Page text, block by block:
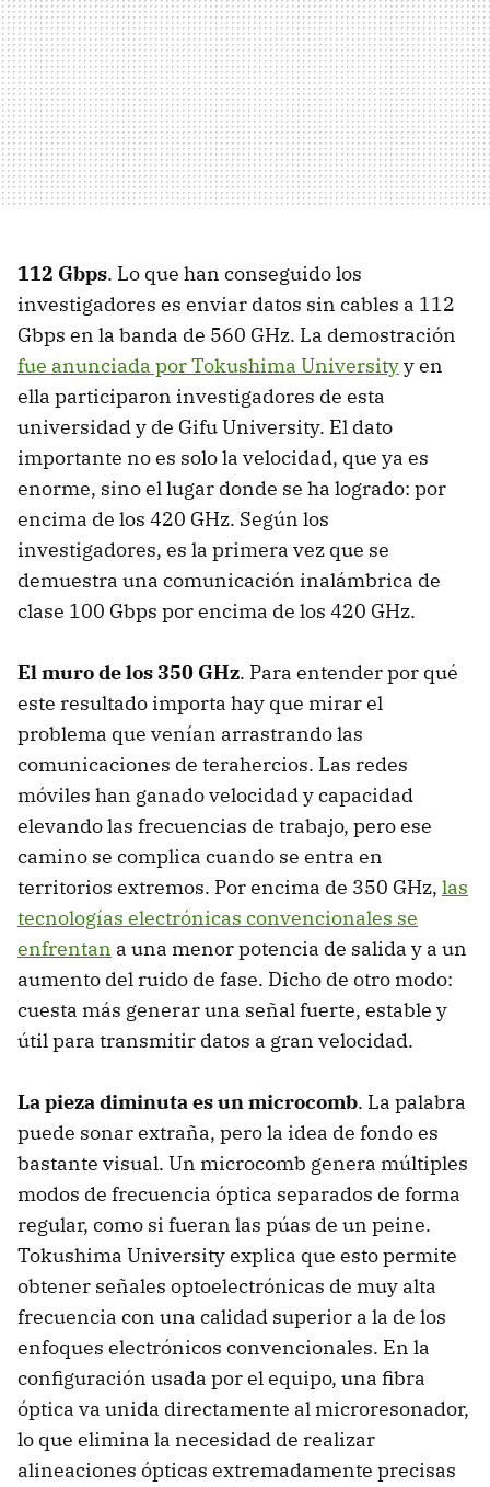
112 Gbps. Lo que han conseguido los
investigadores es enviar datos sin cables a 112
Gbps en la banda de 560 GHz. La demostración
fue anunciada por Tokushima Universityy en
ella participaron investigadores de esta
universidad y de Gifu University. El dato
importante no es solo la velocidad, que ya es
enorme, sino el lugar donde se ha logrado: por
encima de los 420 GHz. Según los
investigadores, es la primera vez que se
demuestra una comunicación inalámbrica de
clase 100 Gbps por encima de los 420 GHz.
El muro de los 350 GHz. Para entender por qué
este resultado importa hay que mirar el
problema que venían arrastrando las
comunicaciones de terahercios. Las redes
móviles han ganado velocidad y capacidad
elevando las frecuencias de trabajo, pero ese
camino se complica cuando se entra en
territorios extremos. Por encima de 350 GHz, las
tecnologías electrónicas convencionales se
enfrentan a una menor potencia de salida y a un
aumento del ruido de fase. Dicho de otro modo:
cuesta más generar una señal fuerte, estable y
útil para transmitir datos a gran velocidad.
La pieza diminuta es un microcomb. La palabra
puede sonar extraña, pero la idea de fondo es
bastante visual. Un microcomb genera múltiples
modos de frecuencia óptica separados de forma
regular, como si fueran las púas de un peine.
Tokushima University explica que esto permite
obtener señales optoelectrónicas de muy alta
frecuencia con una calidad superior a la de los
enfoques electrónicos convencionales. En la
configuración usada por el equipo, una fibra
óptica va unida directamente al microresonador,
lo que elimina la necesidad de realizar
alineaciones ópticas extremadamente precisas